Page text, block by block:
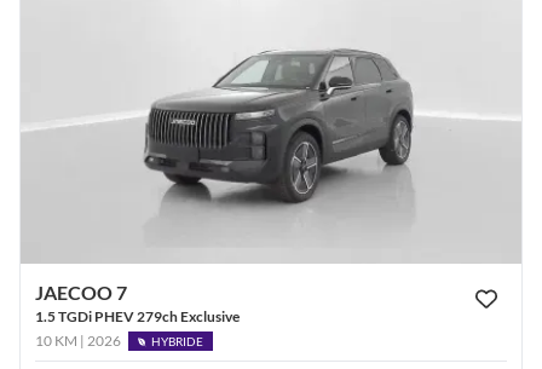
JAECOO 7
1.5 TGDi PHEV 279ch Exclusive
10 KM | 2026
HYBRIDE